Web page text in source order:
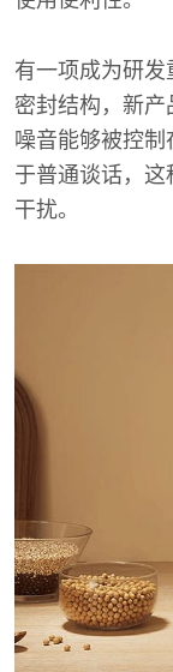
有一项成为研
密封结构，新
噪音能够被控制
于普通谈话，
干扰。